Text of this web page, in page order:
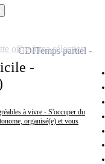
-
à vivre - S'occuper du
organisé(e) et vous
CDITemps partiel
offre à ma sélection